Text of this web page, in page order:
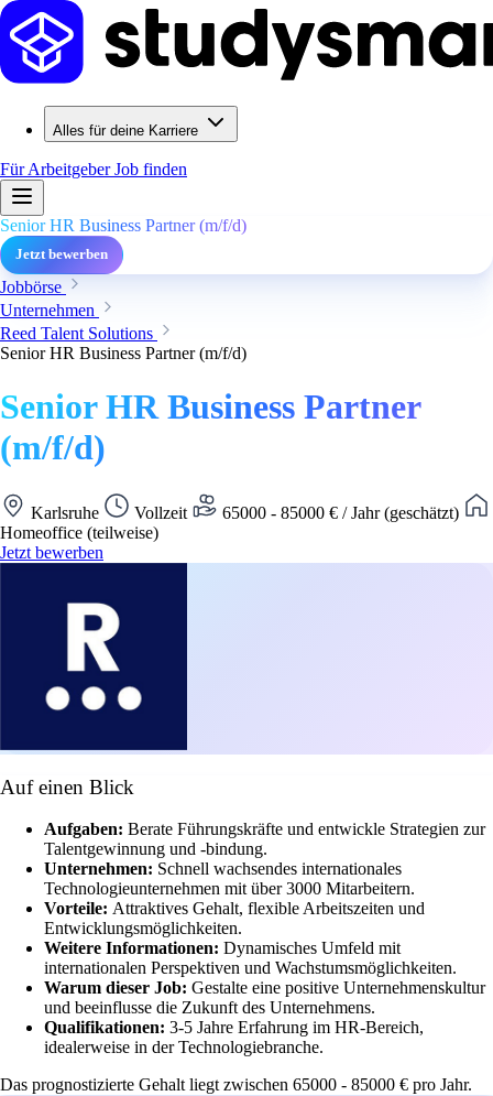
Alles für deine Karriere
Für ArbeitgeberJob finden
Senior HR Business Partner (m/f/d)
Jetzt bewerben
Jobbörse
Unternehmen
Reed Talent Solutions
Senior HR Business Partner (m/f/d)
Senior HR Business Partner
(m/f/d)
Karlsruhe Vollzeit
65000 - 85000 € / Jahr (geschätzt)
Homeoffice (teilweise)
Jetzt bewerben
Auf einen Blick
Aufgaben: Berate Führungskräfte und entwickle Strategien zur
Talentgewinnung und -bindung.
Unternehmen: Schnell wachsendes internationales
Technologieunternehmen mit über 3000 Mitarbeitern.
Vorteile: Attraktives Gehalt, flexible Arbeitszeiten und
Entwicklungsmöglichkeiten.
Weitere Informationen: Dynamisches Umfeld mit
internationalen Perspektiven und Wachstumsmöglichkeiten.
Warum dieser Job: Gestalte eine positive Unternehmenskultur
und beeinflusse die Zukunft des Unternehmens.
Qualifikationen: 3-5 Jahre Erfahrung im HR-Bereich,
idealerweise in der Technologiebranche.
Das prognostizierte Gehalt liegt zwischen 65000 - 85000 € pro Jahr.